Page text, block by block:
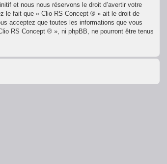
et nous nous réservons le droit d’avertir votre
le fait que « Clio RS Concept ® » ait le droit de
acceptez que toutes les informations que vous
RS Concept ® », ni phpBB, ne pourront être tenus